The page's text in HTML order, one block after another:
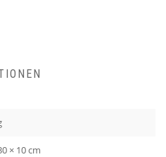
× 10 cm